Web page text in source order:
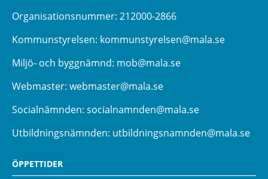
Organisationsnummer: 212000-2866
Kommunstyrelsen: kommunstyrelsen@mala.se
Miljö- och byggnämnd: mob@mala.se
Webmaster: webmaster@mala.se
Socialnämnden: socialnamnden@mala.se
Utbildningsnämnden: utbildningsnamnden@mala.se
ÖPPETTIDER